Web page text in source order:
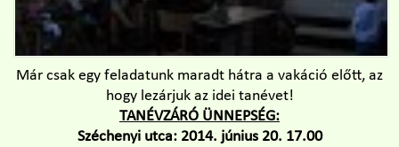
Már csak egy feladatunk maradt hátra a vakáció előtt, az
hogy lezárjuk az idei tanévet!
TANÉVZÁRÓ ÜNNEPSÉG:
Széchenyi utca: 2014. június 20. 17.00